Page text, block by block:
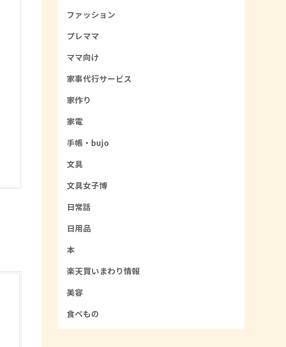
ファッション
プレママ
ママ向け
家事代行サービス
家作り
家電
手帳・bujo
文具
文具女子博
日常話
日用品
本
楽天買いまわり情報
美容
食べもの